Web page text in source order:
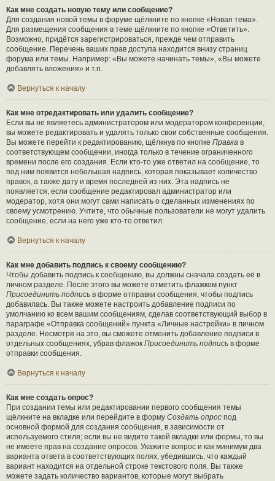
Как мне создать новую тему или сообщение?
Для создания новой темы в форуме щёлкните по кнопке «Новая тема».
Для размещения сообщения в теме щёлкните по кнопке «Ответить».
Возможно, придётся зарегистрироваться, прежде чем отправить
сообщение. Перечень ваших прав доступа находится внизу страниц
форума или темы. Например: «Вы можете начинать темы», «Вы можете
добавлять вложения» и т.п.
Вернуться к началу
Как мне отредактировать или удалить сообщение?
Если вы не являетесь администратором или модератором конференции,
вы можете редактировать и удалять только свои собственные сообщения.
Вы можете перейти к редактированию, щёлкнув по кнопке Правка в
соответствующем сообщении, иногда только в течение ограниченного
времени после его создания. Если кто-то уже ответил на сообщение, то
под ним появится небольшая надпись, которая показывает количество
правок, а также дату и время последней из них. Эта надпись не
появляется, если сообщение редактировал администратор или
модератор, хотя они могут сами написать о сделанных изменениях по
своему усмотрению. Учтите, что обычные пользователи не могут удалить
сообщение, если на него уже кто-то ответил.
Вернуться к началу
Как мне добавить подпись к своему сообщению?
Чтобы добавить подпись к сообщению, вы должны сначала создать её в
личном разделе. После этого вы можете отметить флажком пункт
Присоединить подпись в форме отправки сообщения, чтобы подпись
добавилась. Вы также можете настроить добавление подписи по
умолчанию ко всем вашим сообщениям, сделав соответствующий выбор в
параграфе «Отправка сообщений» пункта «Личные настройки» в личном
разделе. Несмотря на это, вы сможете отменить добавление подписи в
отдельных сообщениях, убрав флажок Присоединить подпись в форме
отправки сообщения.
Вернуться к началу
Как мне создать опрос?
При создании темы или редактировании первого сообщения темы
щёлкните на вкладке или перейдите в форму Создать опрос под
основной формой для создания сообщения, в зависимости от
используемого стиля; если вы не видите такой вкладки или формы, то вы
не имеете прав на создание опросов. Укажите вопрос и как минимум два
варианта ответа в соответствующих полях, убедившись, что каждый
вариант находится на отдельной строке текстового поля. Вы также
можете задать количество вариантов, которые могут выбрать